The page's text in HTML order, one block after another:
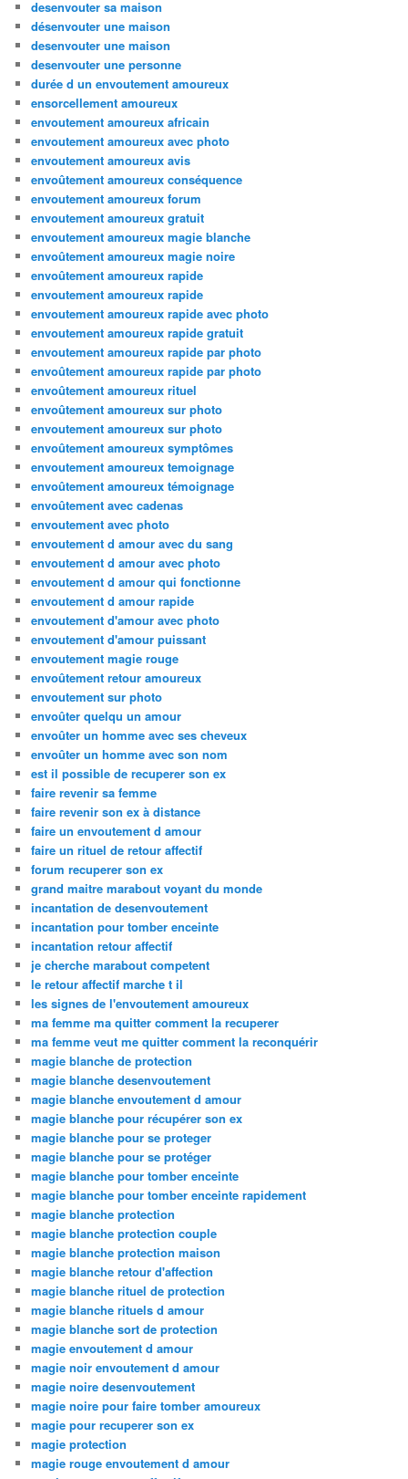
desenvouter sa maison
désenvouter une maison
desenvouter une maison
desenvouter une personne
durée d un envoutement amoureux
ensorcellement amoureux
envoutement amoureux africain
envoutement amoureux avec photo
envoutement amoureux avis
envoûtement amoureux conséquence
envoutement amoureux forum
envoutement amoureux gratuit
envoutement amoureux magie blanche
envoûtement amoureux magie noire
envoûtement amoureux rapide
envoutement amoureux rapide
envoutement amoureux rapide avec photo
envoutement amoureux rapide gratuit
envoutement amoureux rapide par photo
envoûtement amoureux rapide par photo
envoûtement amoureux rituel
envoûtement amoureux sur photo
envoutement amoureux sur photo
envoûtement amoureux symptômes
envoutement amoureux temoignage
envoûtement amoureux témoignage
envoûtement avec cadenas
envoutement avec photo
envoutement d amour avec du sang
envoutement d amour avec photo
envoutement d amour qui fonctionne
envoutement d amour rapide
envoutement d'amour avec photo
envoutement d'amour puissant
envoutement magie rouge
envoûtement retour amoureux
envoutement sur photo
envoûter quelqu un amour
envoûter un homme avec ses cheveux
envoûter un homme avec son nom
est il possible de recuperer son ex
faire revenir sa femme
faire revenir son ex à distance
faire un envoutement d amour
faire un rituel de retour affectif
forum recuperer son ex
grand maitre marabout voyant du monde
incantation de desenvoutement
incantation pour tomber enceinte
incantation retour affectif
je cherche marabout competent
le retour affectif marche t il
les signes de l'envoutement amoureux
ma femme ma quitter comment la recuperer
ma femme veut me quitter comment la reconquérir
magie blanche de protection
magie blanche desenvoutement
magie blanche envoutement d amour
magie blanche pour récupérer son ex
magie blanche pour se proteger
magie blanche pour se protéger
magie blanche pour tomber enceinte
magie blanche pour tomber enceinte rapidement
magie blanche protection
magie blanche protection couple
magie blanche protection maison
magie blanche retour d'affection
magie blanche rituel de protection
magie blanche rituels d amour
magie blanche sort de protection
magie envoutement d amour
magie noir envoutement d amour
magie noire desenvoutement
magie noire pour faire tomber amoureux
magie pour recuperer son ex
magie protection
magie rouge envoutement d amour